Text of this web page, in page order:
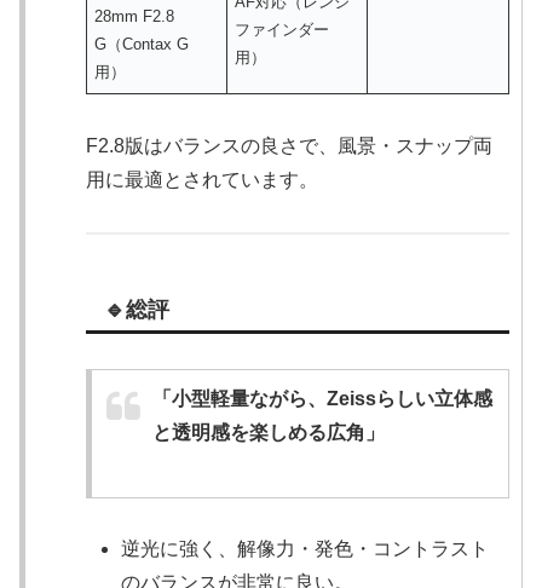
28mm F2.8
G（Contax G
用）
ファインダー
用）
F2.8版はバランスの良さで、風景・スナップ両
用に最適とされています。
🔹総評
「小型軽量ながら、Zeissらしい立体感
と透明感を楽しめる広角」
逆光に強く、解像力・発色・コントラスト
のバランスが非常に良い。